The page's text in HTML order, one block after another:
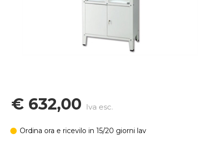
€ 632,00 Iva esc.
Ordina ora e ricevilo in 15/20 giorni lav